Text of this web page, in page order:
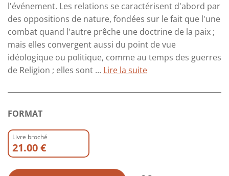
l'événement. Les relations se caractérisent d'abord par
des oppositions de nature, fondées sur le fait que l'une
combat quand l'autre prêche une doctrine de la paix ;
mais elles convergent aussi du point de vue
idéologique ou politique, comme au temps des guerres
de Religion ; elles sont ... Lire la suite
FORMAT
Livre broché
21.00 €